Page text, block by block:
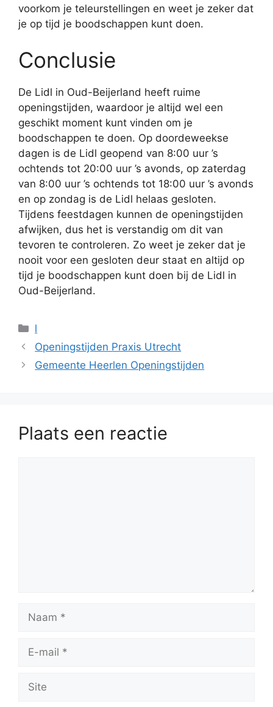
voorkom je teleurstellingen en weet je zeker dat
je op tijd je boodschappen kunt doen.
Conclusie
De Lidl in Oud-Beijerland heeft ruime
openingstijden, waardoor je altijd wel een
geschikt moment kunt vinden om je
boodschappen te doen. Op doordeweekse
dagen is de Lidl geopend van 8:00 uur ’s
ochtends tot 20:00 uur ’s avonds, op zaterdag
van 8:00 uur ’s ochtends tot 18:00 uur ’s avonds
en op zondag is de Lidl helaas gesloten.
Tijdens feestdagen kunnen de openingstijden
afwijken, dus het is verstandig om dit van
tevoren te controleren. Zo weet je zeker dat je
nooit voor een gesloten deur staat en altijd op
tijd je boodschappen kunt doen bij de Lidl in
Oud-Beijerland.
Categorieën
l
Openingstijden Praxis Utrecht
Gemeente Heerlen Openingstijden
Plaats een reactie
Naam
Site